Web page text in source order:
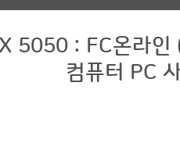
5050 : FC온라인
컴퓨터 PC